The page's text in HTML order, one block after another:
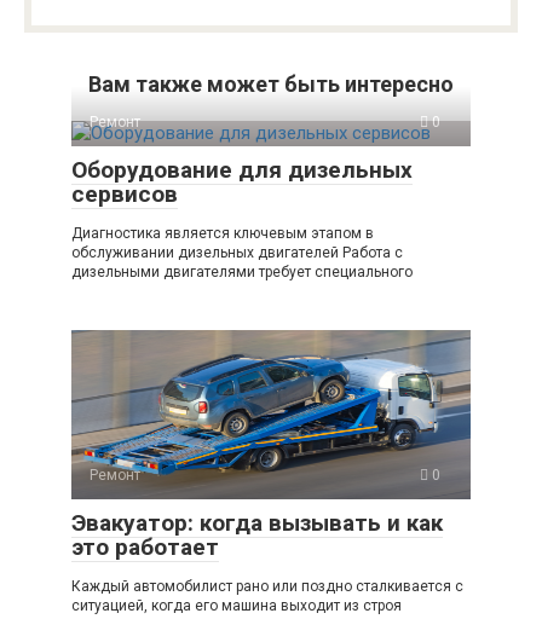
Вам также может быть интересно
Ремонт 0
Оборудование для дизельных
сервисов
Диагностика является ключевым этапом в
обслуживании дизельных двигателей Работа с
дизельными двигателями требует специального
Ремонт 0
Эвакуатор: когда вызывать и как
это работает
Каждый автомобилист рано или поздно сталкивается с
ситуацией, когда его машина выходит из строя